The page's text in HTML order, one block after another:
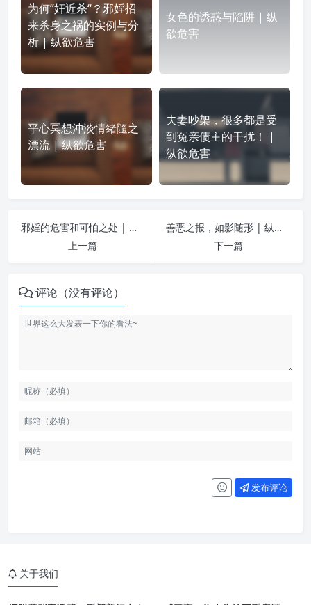
为何”奸近杀“？邪婬招
来杀身之祸的实例与分
析 | 纵欲危害
女色的诱惑与陷阱 | 纵
欲危害
平心冥想沖淡情緒隨之
漂流 | 纵欲危害
夫妻吵架，很多都是受
到冤亲债主的干扰！ |
纵欲危害
邪婬的危害和可怕之处 | 纵欲危害
上一篇
善恶之报，如影随形 | 纵欲危害
下一篇
评论（没有评论）
发布评论
关于我们